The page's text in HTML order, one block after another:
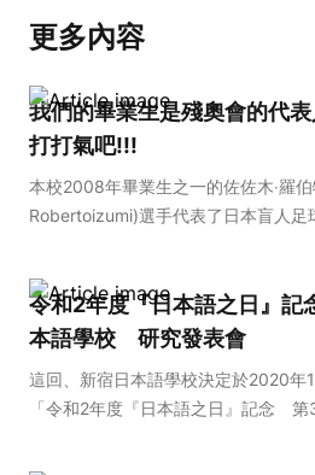
更多內容
我們的畢業生是殘奧會的代
打打氣吧!!!
本校2008年畢業生之一的佐佐木‧羅
Robertoizumi)選手代表了日本盲人
令和2年度『日本語之日』
本語學校 研究發表會
這回、新宿日本語學校決定於2020年
「令和2年度『日本語之日』記念